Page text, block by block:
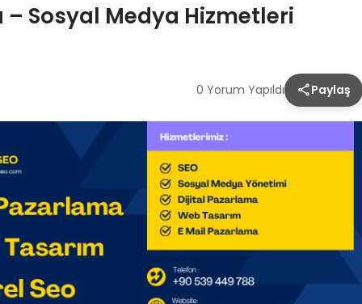
Sosyal Medya Hizmetleri
0 Yorum Yapıldı Paylaş